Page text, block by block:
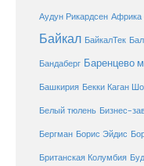
Аудун Рикардсен Африка
Байкал БайкалТек
Бандаберг Баренцево
Башкирия Бекки Каган
Белый тюлень Бизнес-
Бергман Борис Эйдис
Британская Колумбия